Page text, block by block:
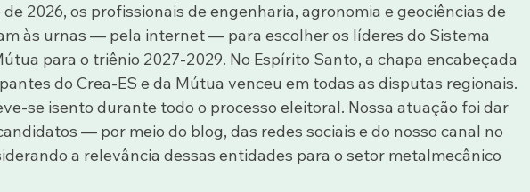
de 2026, os profissionais de engenharia, agronomia e geociências de
às urnas — pela internet — para escolher os líderes do Sistema
para o triênio 2027-2029. No Espírito Santo, a chapa encabeçada
do Crea-ES e da Mútua venceu em todas as disputas regionais.
se isento durante todo o processo eleitoral. Nossa atuação foi dar
— por meio do blog, das redes sociais e do nosso canal no
a relevância dessas entidades para o setor metalmecânico